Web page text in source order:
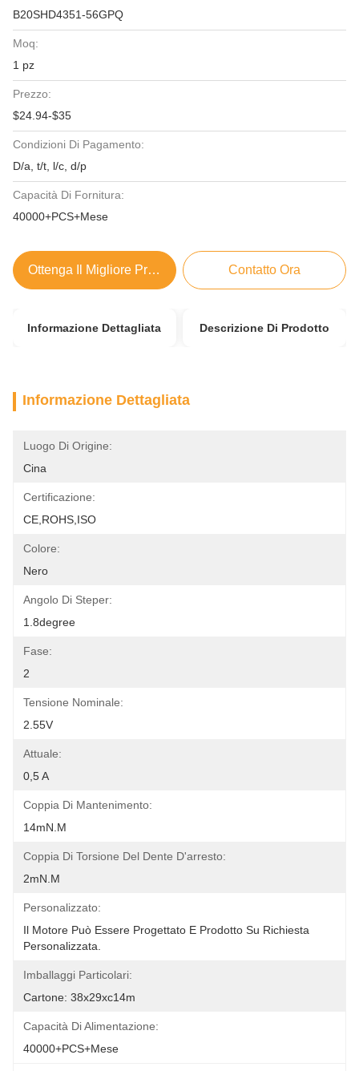
B20SHD4351-56GPQ
Moq:
1 pz
Prezzo:
$24.94-$35
Condizioni Di Pagamento:
D/a, t/t, l/c, d/p
Capacità Di Fornitura:
40000+PCS+Mese
Ottenga Il Migliore Prezzo Contatto Ora
Informazione Dettagliata Descrizione Di Prodotto
Informazione Dettagliata
Luogo Di Origine:
Cina
Certificazione:
CE,ROHS,ISO
Colore:
Nero
Angolo Di Steper:
1.8degree
Fase:
2
Tensione Nominale:
2.55V
Attuale:
0,5 A
Coppia Di Mantenimento:
14mN.m
Coppia Di Torsione Del Dente D'arresto:
2mN.m
Personalizzato:
Il Motore Può Essere Progettato E Prodotto Su Richiesta
Personalizzata.
Imballaggi Particolari:
Cartone: 38x29xc14m
Capacità Di Alimentazione:
40000+PCS+Mese